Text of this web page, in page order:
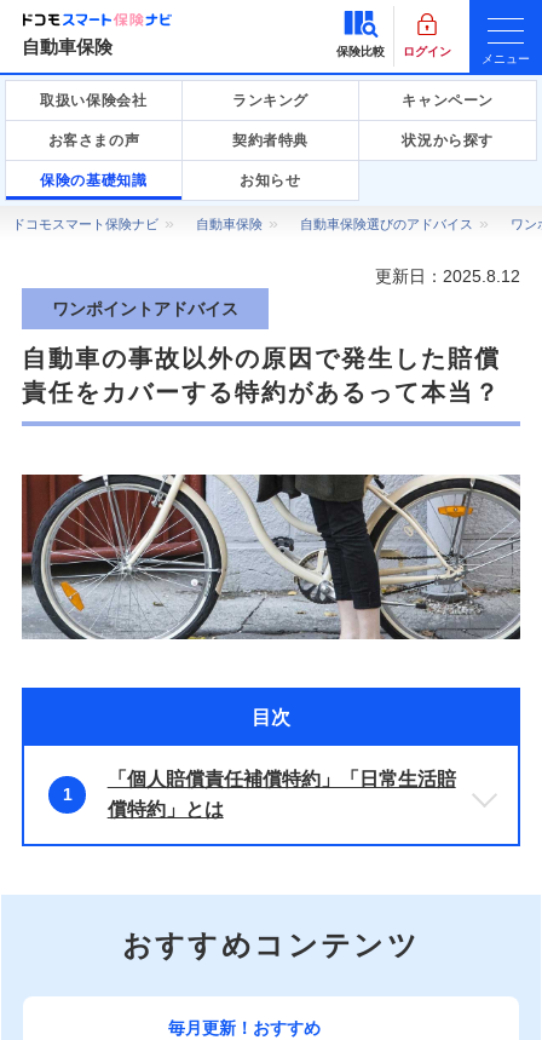
自動車保険 保険比較 ログイン
メニュー
取扱い保険会社 ランキング キャンペーン
お客さまの声 契約者特典 状況から探す
保険の基礎知識 お知らせ
ドコモスマート保険ナビ 自動車保険 自動車保険選びのアドバイス ワン
更新日：2025.8.12
ワンポイントアドバイス
自動車の事故以外の原因で発生した賠償
責任をカバーする特約があるって本当？
目次
1
「個人賠償責任補償特約」「日常生活賠
償特約」とは
おすすめコンテンツ
毎月更新！おすすめ